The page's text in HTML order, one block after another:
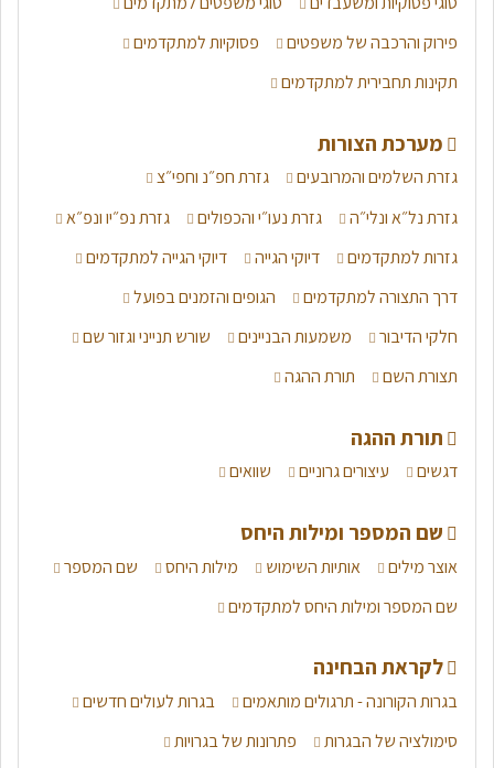
פירוק והרכבה של משפטים
פסוקיות למתקדמים
תקינות תחבירית למתקדמים
מערכת הצורות
גזרת השלמים והמרובעים
גזרת חפ״נ וחפי״צ
גזרת נל״א ונלי״ה
גזרת נעו״י והכפולים
גזרת נפ״יו ונפ״א
גזרות למתקדמים
דיוקי הגייה
דיוקי הגייה למתקדמים
דרך התצורה למתקדמים
הגופים והזמנים בפועל
חלקי הדיבור
משמעות הבניינים
שורש תנייני וגזור שם
תצורת השם
תורת ההגה
תורת ההגה
דגשים עיצורים גרוניים שוואים
שם המספר ומילות היחס
אוצר מילים אותיות השימוש מילות היחס
שם המספר
שם המספר ומילות היחס למתקדמים
לקראת הבחינה
בגרות הקורונה - תרגולים מותאמים
בגרות לעולים חדשים
סימולציה של הבגרות
פתרונות של בגרויות